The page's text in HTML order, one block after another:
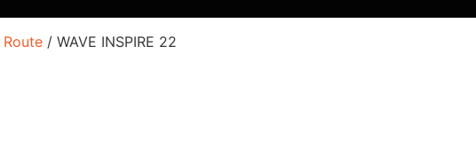
Route/ WAVE INSPIRE 22